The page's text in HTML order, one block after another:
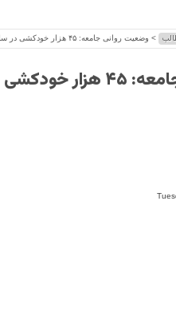
> وضعیت روانی جامعه: ۴۵ هزار خودکشی در سال و ۸۰ درصد افسردگی